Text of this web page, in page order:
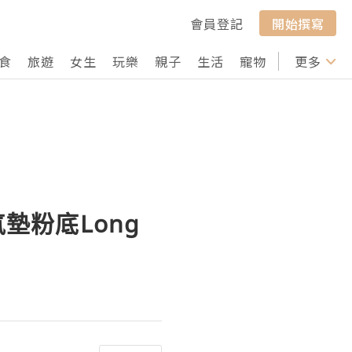
會員登記
開始撰寫
旅遊 女生 玩樂 親子 生活 寵物 行山 打卡
更多
粉底Long